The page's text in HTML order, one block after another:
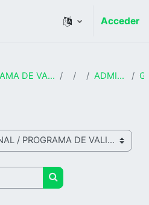
Acceder
PROGRAMA DE VALIDACIÓN DE CONOCIMIENTOS Y EJERCICIO PROFESIONAL FCEE 2024 ADMINISTRACIÓN DE EMPRESAS
Buscar cursos